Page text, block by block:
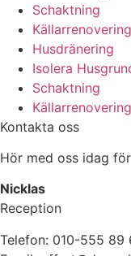
Schaktning
Källarrenovering
Husdränering
Isolera
Schaktning
Källarrenovering
Kontakta oss
Hör med oss idag
Nicklas
Reception
Telefon: 010-555 89